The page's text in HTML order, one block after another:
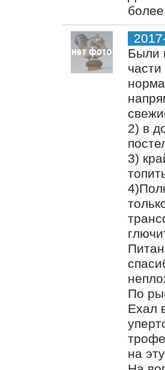
Были
2) в
3)
По
Ехал
на